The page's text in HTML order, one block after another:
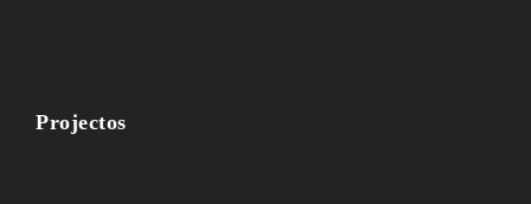
Projectos